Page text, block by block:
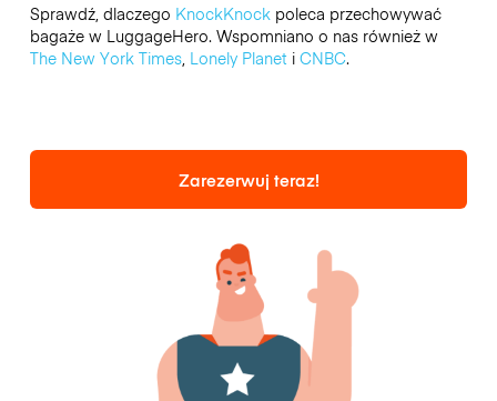
Sprawdź, dlaczego KnockKnockpoleca przechowywać
bagaże w LuggageHero. Wspomniano o nas również w
The New York Times, Lonely Planeti CNBC.
Zarezerwuj teraz!